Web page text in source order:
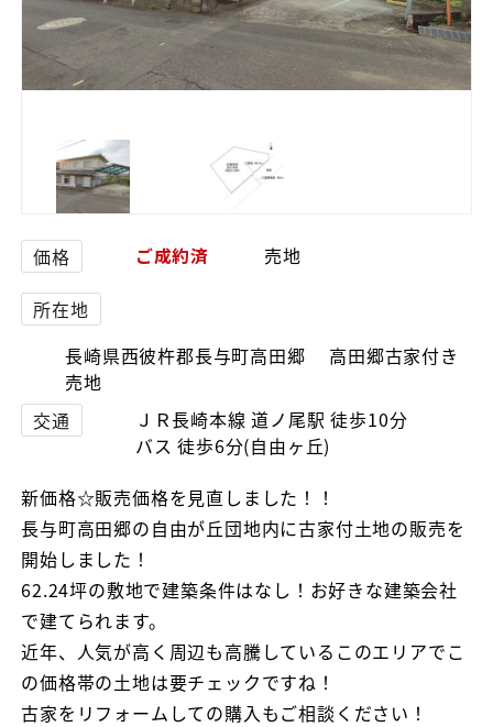
価格 ご成約済 売地
所在地
長崎県西彼杵郡長与町高田郷 高田郷古家付き
売地
交通
ＪＲ長崎本線 道ノ尾駅 徒歩10分
バス 徒歩6分(自由ヶ丘)
新価格☆販売価格を見直しました！！
長与町高田郷の自由が丘団地内に古家付土地の販売を
開始しました！
62.24坪の敷地で建築条件はなし！お好きな建築会社
で建てられます。
近年、人気が高く周辺も高騰しているこのエリアでこ
の価格帯の土地は要チェックですね！
古家をリフォームしての購入もご相談ください！